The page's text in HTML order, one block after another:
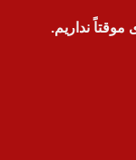
نداریم.